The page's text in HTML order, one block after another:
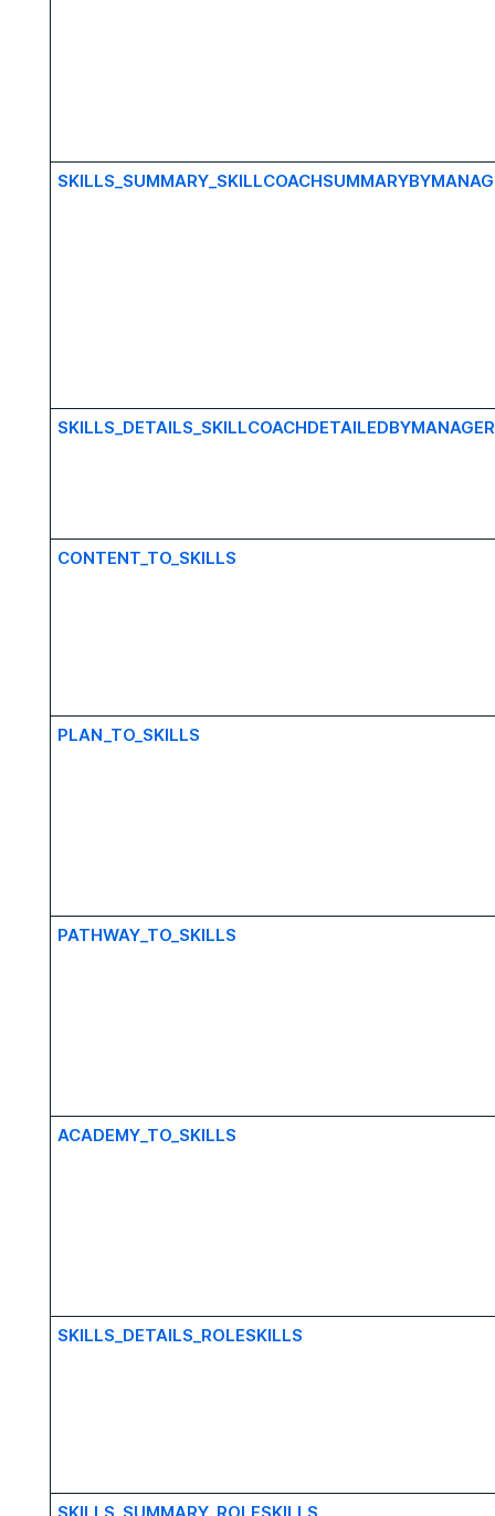
SKILLS_DETAILS_SKILLCOACHDETAILEDBYMANAGER
CONTENT_TO_SKILLS
PLAN_TO_SKILLS
PATHWAY_TO_SKILLS
ACADEMY_TO_SKILLS
SKILLS_DETAILS_ROLESKILLS